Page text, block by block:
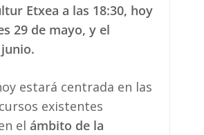
Etxea a las 18:30, hoy
29 de mayo, y el
estará centrada en las
existentes
el ámbito de la